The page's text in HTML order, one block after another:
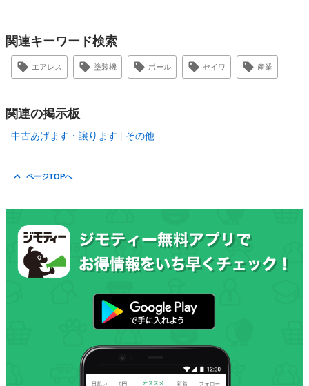
関連キーワード検索
エアレス 塗装機 ポール セイワ 産業
関連の掲示板
中古あげます・譲ります その他
ページTOPへ